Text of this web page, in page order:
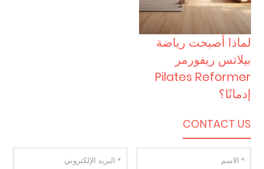
لماذا أصبحت رياضة
بيلاتس ريفورمر
Pilates Reformer
إدمانًا؟
CONTACT US